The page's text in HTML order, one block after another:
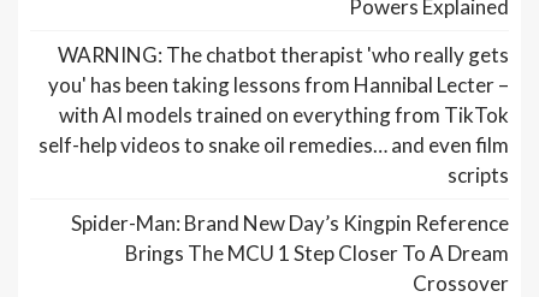
Powers Explained
WARNING: The chatbot therapist 'who really gets
you' has been taking lessons from Hannibal Lecter –
with AI models trained on everything from TikTok
self-help videos to snake oil remedies… and even film
scripts
Spider-Man: Brand New Day’s Kingpin Reference
Brings The MCU 1 Step Closer To A Dream
Crossover